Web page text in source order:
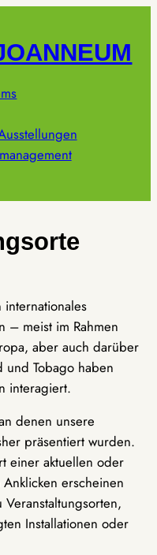
– meist im Rahmen
aber auch darüber
und Tobago haben
interagiert.
denen unsere
präsentiert wurden.
einer aktuellen oder
erscheinen
Installationen oder